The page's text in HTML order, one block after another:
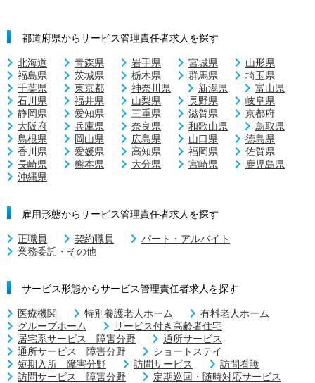
都道府県からサービス管理責任者求人を探す
北海道 青森県 岩手県 宮城県
山形県
福島県
茨城県 栃木県 群馬県
埼玉県
千葉県
東京都 神奈川県 新潟県
富山県
石川県
福井県 山梨県 長野県
岐阜県
静岡県
愛知県 三重県 滋賀県
京都府
大阪府
兵庫県 奈良県 和歌山県
鳥取県
島根県
岡山県 広島県 山口県
徳島県
香川県
愛媛県 高知県 福岡県
佐賀県
長崎県
熊本県 大分県 宮崎県
鹿児島県
沖縄県
雇用形態からサービス管理責任者求人を探す
正職員 契約職員
パート・アルバイト
業務委託・その他
サービス形態からサービス管理責任者求人を探す
医療機関 特別養護老人ホーム
有料老人ホーム
グループホーム
サービス付き高齢者住宅
居宅系サービス 障害分野
通所サービス
通所サービス 障害分野
ショートステイ
短期入所 障害分野
訪問サービス
訪問看護
訪問サービス 障害分野
定期巡回・随時対応サービス